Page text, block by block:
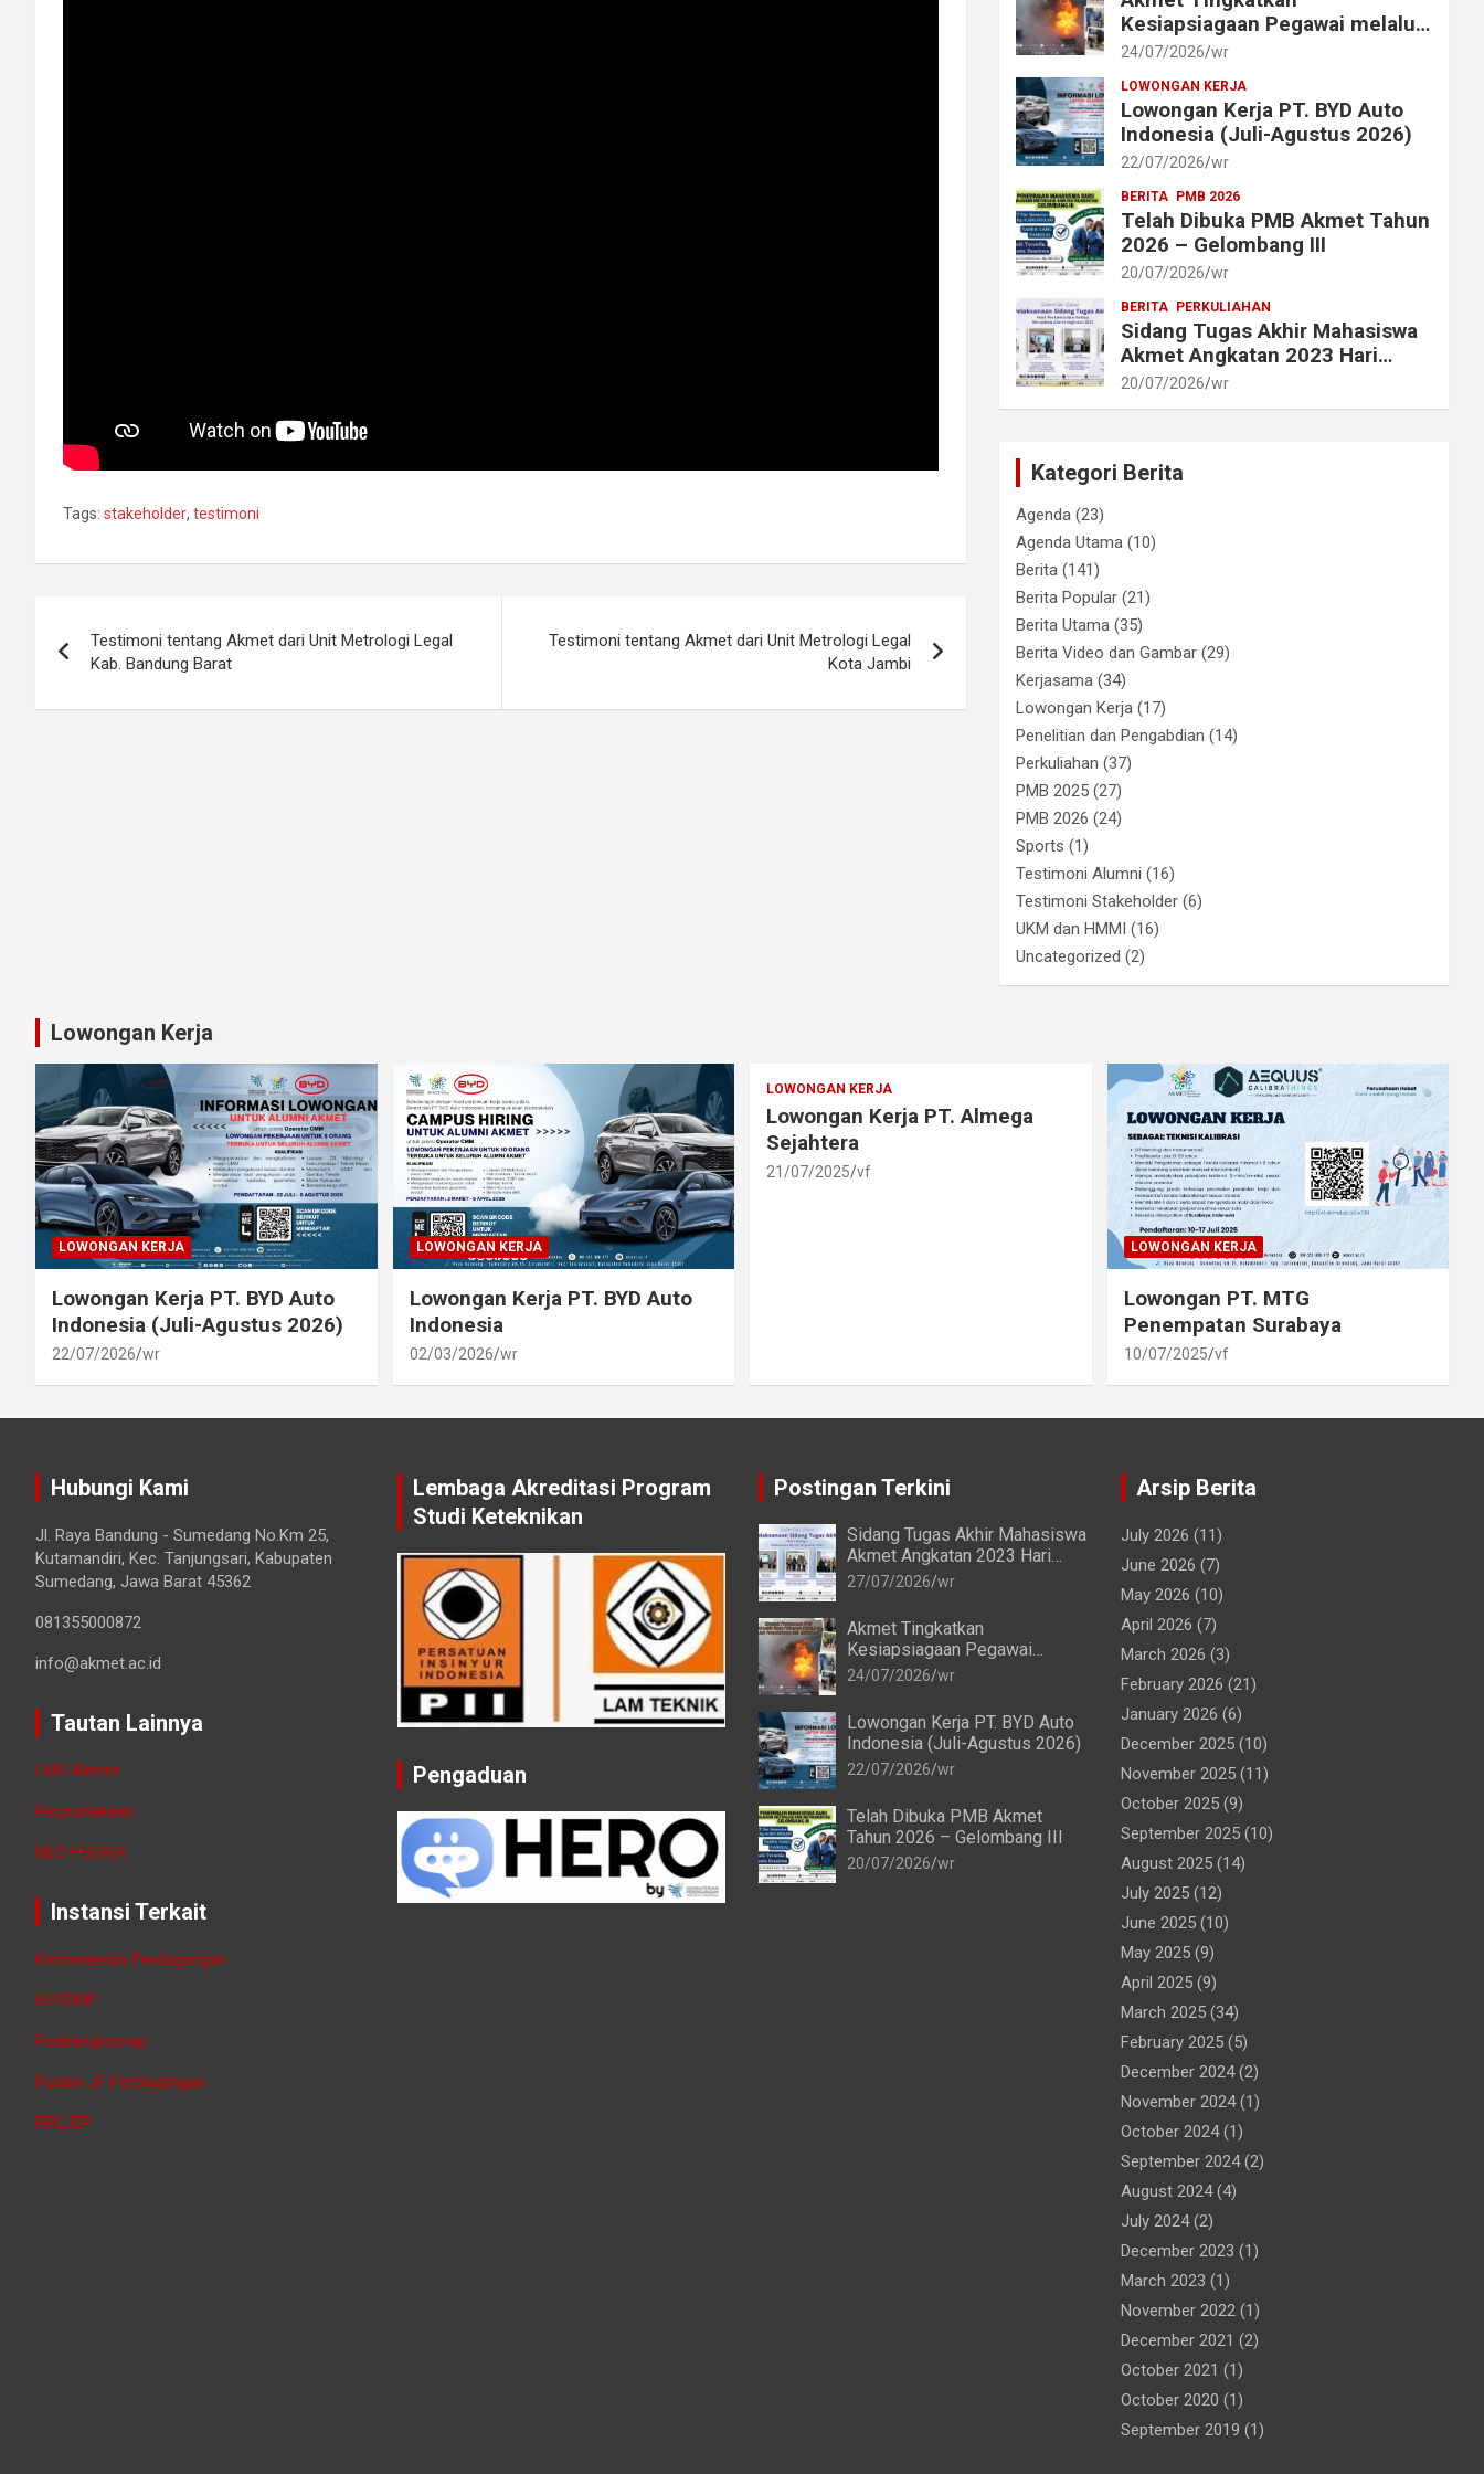
Tags: stakeholder, testimoni
navigation
Testimoni tentang Akmet dari Unit Metrologi Legal
Kab. Bandung Barat
Testimoni tentang Akmet dari Unit Metrologi Legal
Kota Jambi
Kesiapsiagaan Pegawai melalui
Simulasi Penggunaan Alat
24/07/2026 wr
LOWONGAN KERJA
Lowongan Kerja PT. BYD Auto
Indonesia (Juli-Agustus 2026)
22/07/2026 wr
BERITA PMB 2026
Telah Dibuka PMB Akmet Tahun
2026 – Gelombang III
20/07/2026 wr
BERITA PERKULIAHAN
Sidang Tugas Akhir Mahasiswa
Akmet Angkatan 2023 Hari
Pertama dan Kedua
Berlangsung Lancar
20/07/2026 wr
Kategori Berita
Agenda (23)
Agenda Utama (10)
Berita (141)
Berita Popular (21)
Berita Utama (35)
Berita Video dan Gambar (29)
Kerjasama (34)
Lowongan Kerja (17)
Penelitian dan Pengabdian (14)
Perkuliahan (37)
PMB 2025 (27)
PMB 2026 (24)
Sports (1)
Testimoni Alumni (16)
Testimoni Stakeholder (6)
UKM dan HMMI (16)
Uncategorized (2)
Lowongan Kerja
LOWONGAN KERJA
Lowongan Kerja PT. BYD Auto
Indonesia (Juli-Agustus 2026)
22/07/2026 wr
LOWONGAN KERJA
Lowongan Kerja PT. BYD Auto
Indonesia
02/03/2026 wr
LOWONGAN KERJA
Lowongan Kerja PT. Almega
Sejahtera
21/07/2025 vf
LOWONGAN KERJA
Lowongan PT. MTG
Penempatan Surabaya
10/07/2025 vf
Hubungi Kami
Jl. Raya Bandung - Sumedang No.Km 25,
Kutamandiri, Kec. Tanjungsari, Kabupaten
Sumedang, Jawa Barat 45362
081355000872
info@akmet.ac.id
Tautan Lainnya
LMS Akmet
Perpustakaan
NEO FEEDER
Instansi Terkait
Kementerian Perdagangan
BPSDMP
Pusbangkomap
Pusbin JF Perdagangan
PPEJEP
Lembaga Akreditasi Program
Studi Keteknikan
Pengaduan
Postingan Terkini
Sidang Tugas Akhir Mahasiswa
Akmet Angkatan 2023 Hari
Ketiga Berlangsung Lancar
27/07/2026 wr
Akmet Tingkatkan
Kesiapsiagaan Pegawai
melalui Simulasi Penggunaan
(APAR)
24/07/2026 wr
Lowongan Kerja PT. BYD Auto
Indonesia (Juli-Agustus 2026)
22/07/2026 wr
Telah Dibuka PMB Akmet
Tahun 2026 – Gelombang III
20/07/2026 wr
Arsip Berita
July 2026 (11)
June 2026 (7)
May 2026 (10)
April 2026 (7)
March 2026 (3)
February 2026 (21)
January 2026 (6)
December 2025(10)
November 2025(11)
October 2025(9)
September 2025(10)
August 2025(14)
July 2025(12)
June 2025(10)
May 2025(9)
April 2025(9)
March 2025(34)
February 2025(5)
December 2024(2)
November 2024(1)
October 2024(1)
September 2024(2)
August 2024(4)
July 2024(2)
December 2023 (1)
March 2023 (1)
November 2022(1)
December 2021 (2)
October 2021 (1)
October 2020 (1)
September 2019 (1)